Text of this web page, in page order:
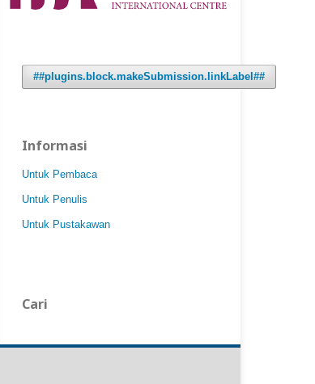
##plugins.block.makeSubmission.linkLabel##
Informasi
Untuk Pembaca
Untuk Penulis
Untuk Pustakawan
Cari